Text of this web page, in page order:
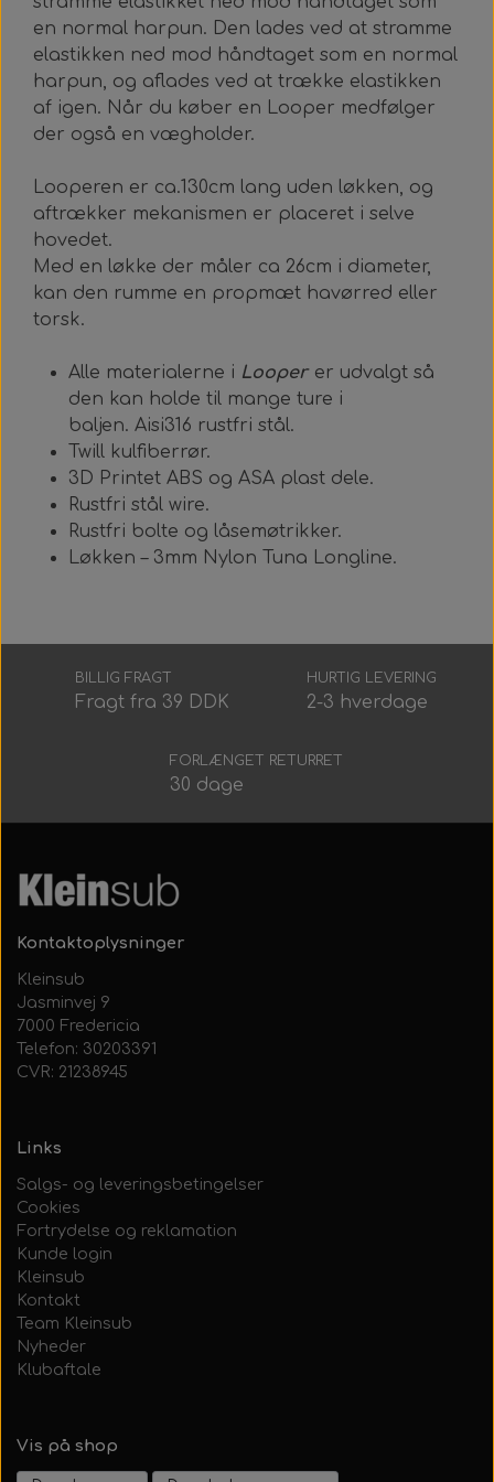
Hele Ruller
Alt Det Andet
en normal harpun. Den lades ved at stramme
elastikken ned mod håndtaget som en normal
harpun, og aflades ved at trække elastikken
af igen. Når du køber en Looper medfølger
der også en vægholder.
Looperen er ca.130cm lang uden løkken, og
aftrækker mekanismen er placeret i selve
hovedet.
Med en løkke der måler ca 26cm i diameter,
kan den rumme en propmæt havørred eller
torsk.
Alle materialerne i Looperer udvalgt så
den kan holde til mange ture i
baljen. Aisi316 rustfri stål.
Twill kulfiberrør.
3D Printet ABS og ASA plast dele.
Rustfri stål wire.
Rustfri bolte og låsemøtrikker.
Løkken – 3mm Nylon Tuna Longline.
BILLIG FRAGT
Fragt fra 39 DDK
HURTIG LEVERING
2-3 hverdage
FORLÆNGET RETURRET
30 dage
Kontaktoplysninger
Kleinsub
Jasminvej 9
7000 Fredericia
Telefon: 30203391
CVR: 21238945
Links
Salgs- og leveringsbetingelser
Cookies
Fortrydelse og reklamation
Kunde login
Kleinsub
Kontakt
Team Kleinsub
Nyheder
Klubaftale
Vis på shop